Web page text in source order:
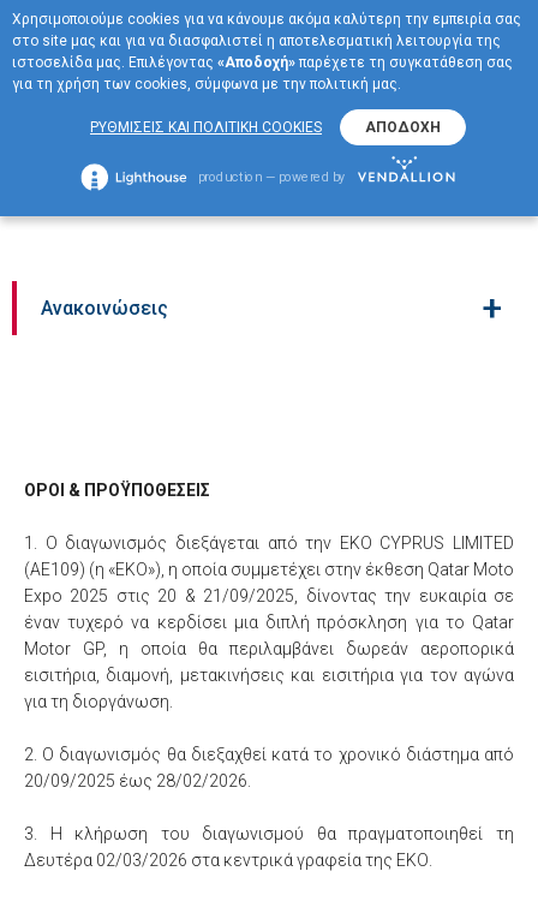
ΜΕΝΟΥ
EN
ΔΙΑΓΩΝΙΣΜΟΣ - QATAR
MOTO GP ΟΡΟΙ &
ΠΡΟΫΠΟΘΕΣΕΙΣ
Ανακοινώσεις +
ΟΡΟΙ & ΠΡΟΫΠΟΘΕΣΕΙΣ
1. Ο διαγωνισμός διεξάγεται από την EKO CYPRUS LIMITED
(AE109) (η «ΕΚΟ»), η οποία συμμετέχει στην έκθεση Qatar Moto
Expo 2025 στις 20 & 21/09/2025, δίνοντας την ευκαιρία σε
έναν τυχερό να κερδίσει μια διπλή πρόσκληση για το Qatar
Motor GP, η οποία θα περιλαμβάνει δωρεάν αεροπορικά
εισιτήρια, διαμονή, μετακινήσεις και εισιτήρια για τον αγώνα
για τη διοργάνωση.
2. Ο διαγωνισμός θα διεξαχθεί κατά το χρονικό διάστημα από
20/09/2025 έως 28/02/2026.
3. Η κλήρωση του διαγωνισμού θα πραγματοποιηθεί τη
Δευτέρα 02/03/2026 στα κεντρικά γραφεία της ΕΚΟ.
Χρησιμοποιούμε cookies για να κάνουμε ακόμα καλύτερη την εμπειρία σας
στο site μας και για να διασφαλιστεί η αποτελεσματική λειτουργία της
ιστοσελίδα μας. Επιλέγοντας «Αποδοχή»παρέχετε τη συγκατάθεση σας
για τη χρήση των cookies, σύμφωνα με την πολιτική μας.
ΡΥΘΜΙΣΕΙΣ ΚΑΙ ΠΟΛΙΤΙΚΗ COOKIES ΑΠΟΔΟΧΗ
production — powered by